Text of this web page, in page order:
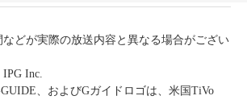
どが実際の放送内容と異なる場合がござい
Inc.
、およびGガイドロゴは、米国TiVo